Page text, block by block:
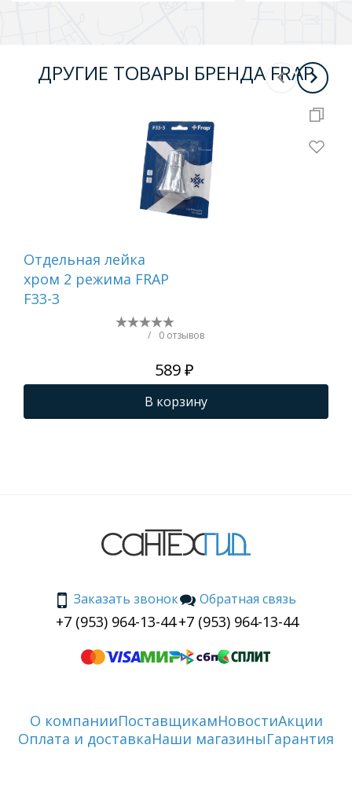
ДРУГИЕ ТОВАРЫ БРЕНДА FRAP
Отдельная лейка
хром 2 режима FRAP
F33-3
/ 0 отзывов
589 ₽
В корзину
Заказать звонок
+7 (953) 964-13-44
Обратная связь
+7 (953) 964-13-44
О компанииПоставщикамНовостиАкции
Оплата и доставкаНаши магазиныГарантия